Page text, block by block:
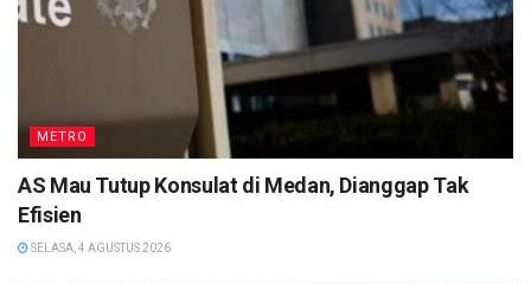
METRO
AS Mau Tutup Konsulat di Medan, Dianggap Tak
Efisien
SELASA, 4 AGUSTUS 2026